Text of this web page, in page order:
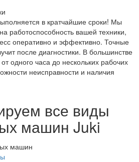
в кратчайшие сроки! Мы
работоспособность вашей техники,
оперативно и эффективно. Точные
после диагностики. В большинстве
одного часа до нескольких рабочих
неисправности и наличия
все виды
машин Juki